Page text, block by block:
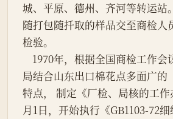
城、平原、德州、齐河等转运站
随打包随扦取的样品交至商检人
检验。
局结合山东出口棉花点多面广的
特点， 制定《厂检、局核的工
月1日，开始执行《GB1103-72细